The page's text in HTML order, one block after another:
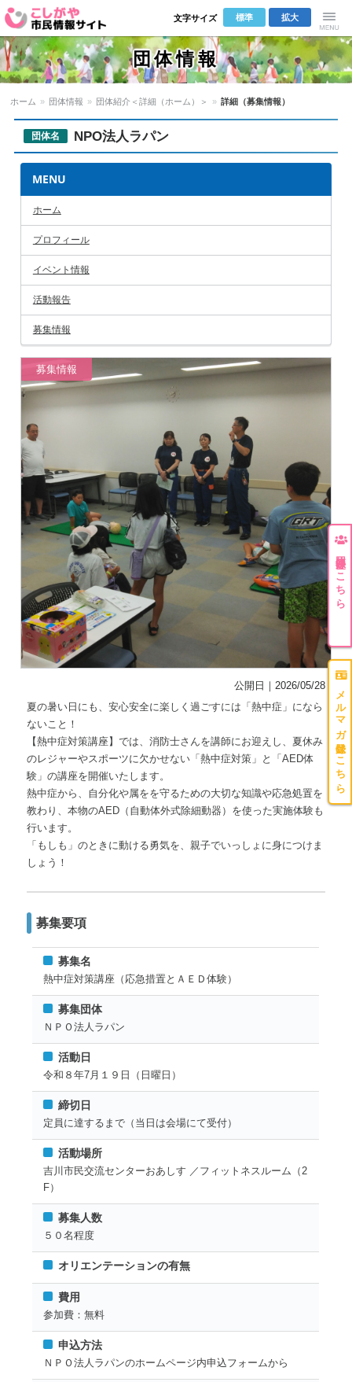
こしがや市
民情報サイ
ト
Menu
拡大
標準
文字サイズ
団体情報
ホーム » 団体情報 » 団体紹介＜詳細（ホーム）＞ » 詳細（募集情報）
団体名 NPO法人ラパン
MENU
ホーム
プロフィール
イベント情報
活動報告
募集情報
募集情報
公開日｜2026/05/28
夏の暑い日にも、安心安全に楽しく過ごすには「熱中症」になら
ないこと！
【熱中症対策講座】では、消防士さんを講師にお迎えし、夏休み
のレジャーやスポーツに欠かせない「熱中症対策」と「AED体
験」の講座を開催いたします。
熱中症から、自分化や属をを守るための大切な知識や応急処置を
教わり、本物のAED（自動体外式除細動器）を使った実施体験も
行います。
「もしも」のときに動ける勇気を、親子でいっしょに身につけま
しょう！
募集要項
募集名
熱中症対策講座（応急措置とＡＥＤ体験）
募集団体
ＮＰＯ法人ラパン
活動日
令和８年7月１９日（日曜日）
締切日
定員に達するまで（当日は会場にて受付）
活動場所
吉川市民交流センターおあしす ／フィットネスルーム（2
F）
募集人数
５０名程度
オリエンテーションの有無
費用
参加費：無料
申込方法
ＮＰＯ法人ラパンのホームページ内申込フォームから
団体登録はこちら
メルマガ登録はこちら